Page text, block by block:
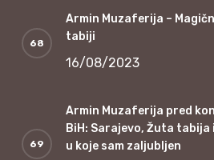
Armin Muzaferija –
tabiji
16/08/2023
Armin Muzaferija pred
BiH: Sarajevo, Žuta
u koje sam zaljubljen